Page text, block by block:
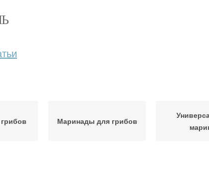
Маринады для грибов